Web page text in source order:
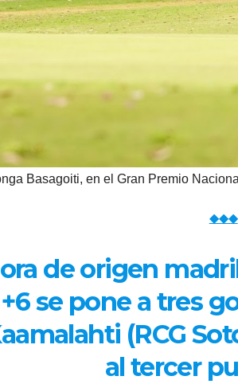
Basagoiti, en el Gran Premio
◆◆◆
de origen
se pone a tres
(RCG
al tercer